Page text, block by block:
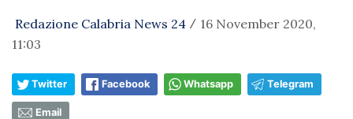
Redazione Calabria News 24 / 16 November 2020,
11:03
Twitter Facebook Whatsapp Telegram
Email